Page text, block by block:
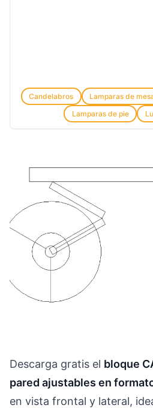
Candelabros Lamparas de
Lamparas de pie
Descarga gratis el bloque
pared ajustables en
en vista frontal y lateral,